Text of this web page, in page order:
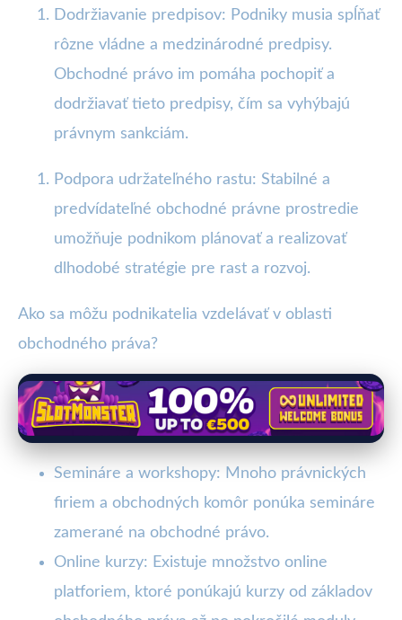
Dodržiavanie predpisov: Podniky musia spĺňať
rôzne vládne a medzinárodné predpisy.
Obchodné právo im pomáha pochopiť a
dodržiavať tieto predpisy, čím sa vyhýbajú
právnym sankciám.
Podpora udržateľného rastu: Stabilné a
predvídateľné obchodné právne prostredie
umožňuje podnikom plánovať a realizovať
dlhodobé stratégie pre rast a rozvoj.
Ako sa môžu podnikatelia vzdelávať v oblasti
obchodného práva?
Semináre a workshopy: Mnoho právnických
firiem a obchodných komôr ponúka semináre
zamerané na obchodné právo.
Online kurzy: Existuje množstvo online
platforiem, ktoré ponúkajú kurzy od základov